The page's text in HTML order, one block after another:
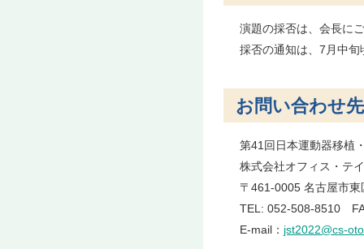
演題の採否は、会長に
採否の通知は、7月中
お問い合わせ先
第41回日本運動器移植
株式会社オフィス・テ
〒461-0005 名古屋市
TEL: 052-508-8510
E-mail： jst2022@cs-